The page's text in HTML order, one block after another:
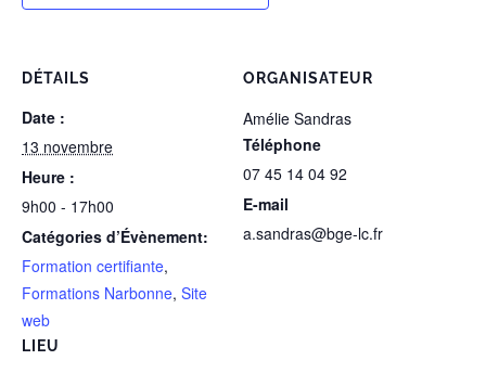
DÉTAILS
Date :
13 novembre
Heure :
9h00 - 17h00
Catégories d’Évènement:
Formation certifiante,
Formations Narbonne, Site
web
LIEU
ORGANISATEUR
Amélie Sandras
Téléphone
07 45 14 04 92
E-mail
a.sandras@bge-lc.fr